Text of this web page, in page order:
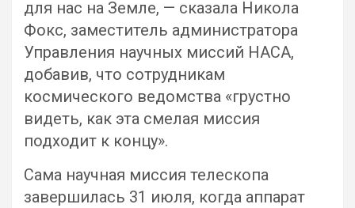
для нас на Земле, — сказала Никола
Фокс, заместитель администратора
Управления научных миссий НАСА,
добавив, что сотрудникам
космического ведомства «грустно
видеть, как эта смелая миссия
подходит к концу».
Сама научная миссия телескопа
завершилась 31 июля, когда аппарат